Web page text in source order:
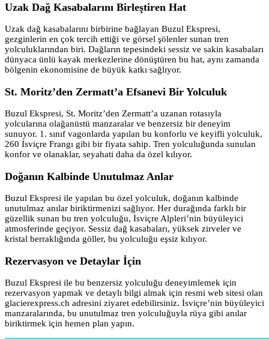
Uzak Dağ Kasabalarını Birleştiren Hat
Uzak dağ kasabalarını birbirine bağlayan Buzul Ekspresi,
gezginlerin en çok tercih ettiği ve görsel şölenler sunan tren
yolculuklarından biri. Dağların tepesindeki sessiz ve sakin kasabaları
dünyaca ünlü kayak merkezlerine dönüştüren bu hat, aynı zamanda
bölgenin ekonomisine de büyük katkı sağlıyor.
St. Moritz’den Zermatt’a Efsanevi Bir Yolculuk
Buzul Ekspresi, St. Moritz’den Zermatt’a uzanan rotasıyla
yolcularına olağanüstü manzaralar ve benzersiz bir deneyim
sunuyor. 1. sınıf vagonlarda yapılan bu konforlu ve keyifli yolculuk,
260 İsviçre Frangı gibi bir fiyata sahip. Tren yolculuğunda sunulan
konfor ve olanaklar, seyahati daha da özel kılıyor.
Doğanın Kalbinde Unutulmaz Anlar
Buzul Ekspresi ile yapılan bu özel yolculuk, doğanın kalbinde
unutulmaz anılar biriktirmenizi sağlıyor. Her durağında farklı bir
güzellik sunan bu tren yolculuğu, İsviçre Alpleri’nin büyüleyici
atmosferinde geçiyor. Sessiz dağ kasabaları, yüksek zirveler ve
kristal berraklığında göller, bu yolculuğu eşsiz kılıyor.
Rezervasyon ve Detaylar İçin
Buzul Ekspresi ile bu benzersiz yolculuğu deneyimlemek için
rezervasyon yapmak ve detaylı bilgi almak için resmi web sitesi olan
glacierexpress.ch adresini ziyaret edebilirsiniz. İsviçre’nin büyüleyici
manzaralarında, bu unutulmaz tren yolculuğuyla rüya gibi anılar
biriktirmek için hemen plan yapın.